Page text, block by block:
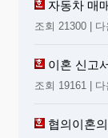
자동차 매
조회 21300 |
이혼 신고
조회 19161 |
협의이혼